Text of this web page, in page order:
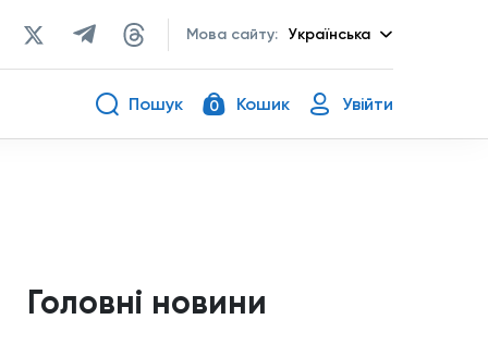
Мова сайту: Українська
Пошук 0 Кошик Увійти
Головні новини